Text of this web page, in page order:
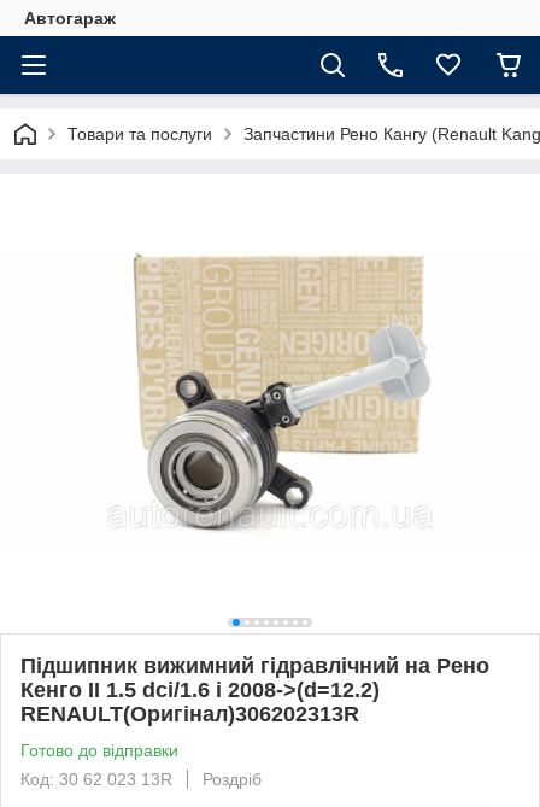
Автогараж
Товари та послуги Запчастини Рено Кангу (Renault
Підшипник вижимний гідравлічний на Рено
Кенго II 1.5 dci/1.6 i 2008->(d=12.2)
RENAULT(Оригінал)306202313R
Готово до відправки
Код: 30 62 023 13R
Роздріб